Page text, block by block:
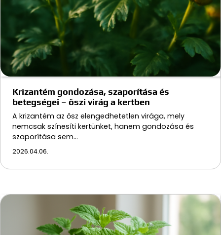
Krizantém gondozása, szaporítása és
betegségei – őszi virág a kertben
A krizantém az ősz elengedhetetlen virága, mely
nemcsak színesíti kertünket, hanem gondozása és
szaporítása sem…
2026.04.06.